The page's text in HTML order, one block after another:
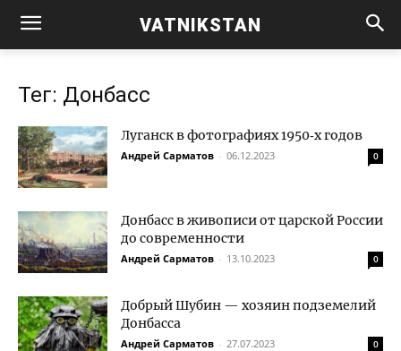
VATNIKSTAN
Тег: Донбасс
Луганск в фотографиях 1950‑х годов
Андрей Сарматов - 06.12.2023 0
Донбасс в живописи от царской России
до современности
Андрей Сарматов - 13.10.2023 0
Добрый Шубин — хозяин подземелий
Донбасса
Андрей Сарматов - 27.07.2023 0